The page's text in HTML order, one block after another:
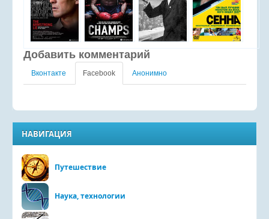
Добавить комментарий
Вконтакте Facebook Анонимно
НАВИГАЦИЯ
Путешествие
Наука, технологии